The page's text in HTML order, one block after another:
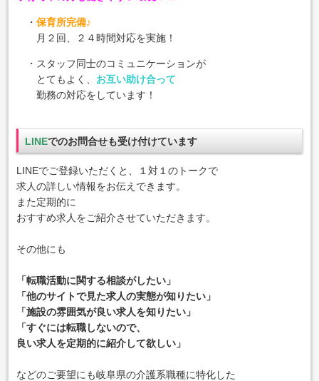
・保育所完備♪
月２回、２４時間対応を実施！
・スタッフ同士のコミュニケーションが
とてもよく、 お互い助け合って
勤務の対応をしています！
LINEでのお問合せも受け付けています
LINEでご登録いただくと、１対１のトークで
求人の詳しい情報をお伝えできます。
また定期的に
おすすめ求人をご紹介させていただきます。
その他にも
「転職活動に関する相談がしたい」
「他のサイトで見た求人の実態が知りたい」
「施設の雰囲気が良い求人を知りたい」
「すぐには転職しないので、
良い求人を定期的に紹介して欲しい」
などのご要望にも岐阜県の介護系職種に特化した